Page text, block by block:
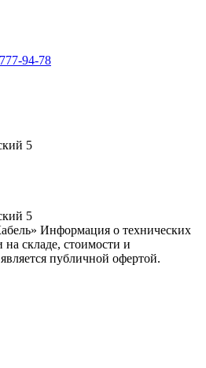
94-78
5
5
Информация о технических
на складе, стоимости и
публичной офертой.